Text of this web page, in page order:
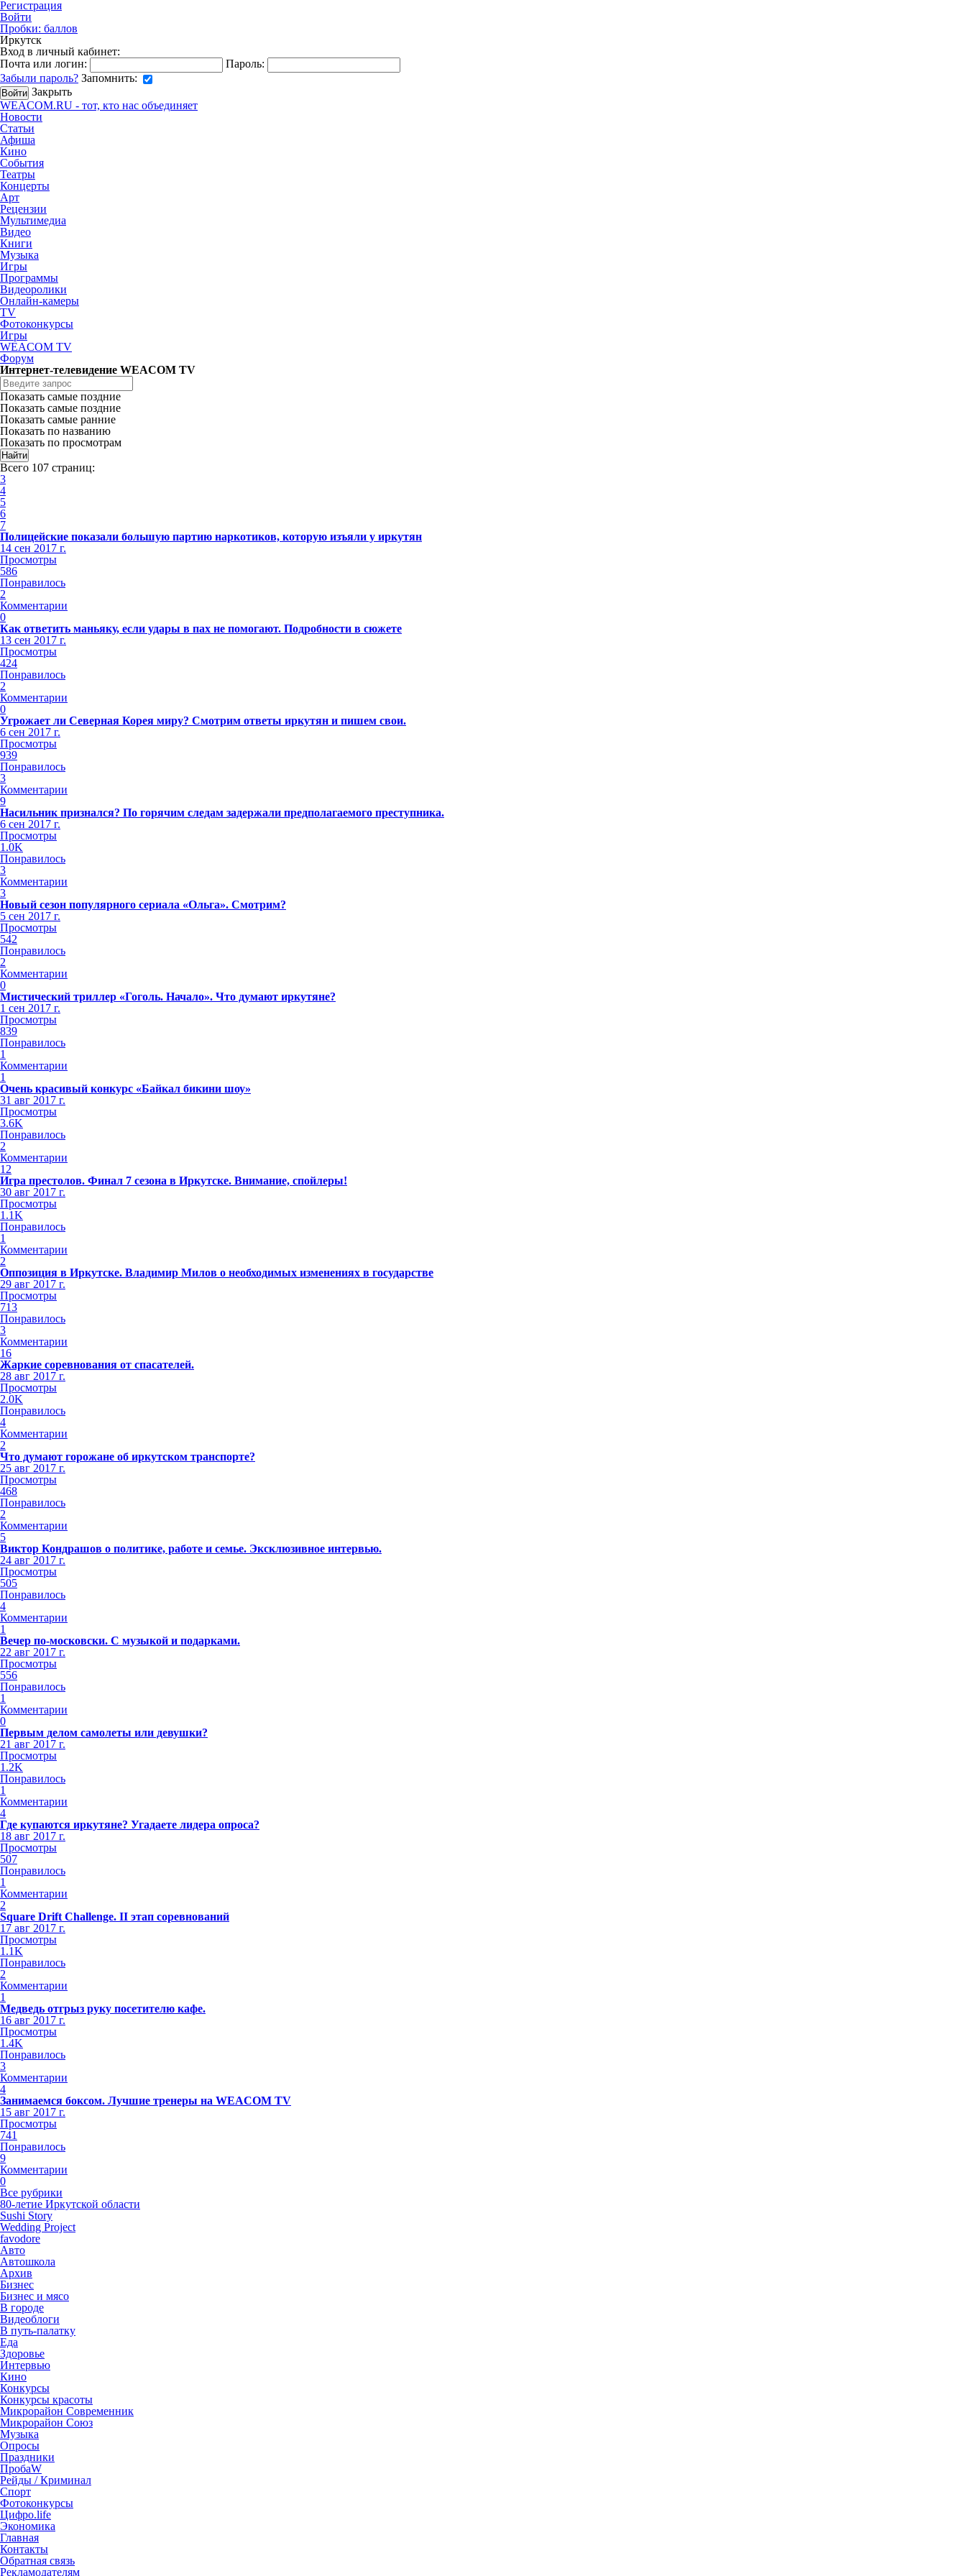
Регистрация
Войти
Пробки: баллов
Иркутск
Вход в личный кабинет:
Почта или логин:
Пароль:
Забыли пароль? Запомнить:
Закрыть
WEACOM.RU - тот, кто нас объединяет
Новости
Статьи
Афиша
Кино
События
Театры
Концерты
Арт
Рецензии
Мультимедиа
Видео
Книги
Музыка
Игры
Программы
Видеоролики
Онлайн-камеры
TV
Фотоконкурсы
Игры
WEACOM TV
Форум
Интернет-телевидение WEACOM TV
Показать самые поздние
Показать самые поздние
Показать самые ранние
Показать по названию
Показать по просмотрам
Всего 107 страниц:
3
4
5
6
7
Полицейские показали большую партию наркотиков, которую изъяли у иркутян
14 сен 2017 г.
Просмотры
586
Понравилось
2
Комментарии
0
Как ответить маньяку, если удары в пах не помогают. Подробности в сюжете
13 сен 2017 г.
Просмотры
424
Понравилось
2
Комментарии
0
Угрожает ли Северная Корея миру? Смотрим ответы иркутян и пишем свои.
6 сен 2017 г.
Просмотры
939
Понравилось
3
Комментарии
9
Насильник признался? По горячим следам задержали предполагаемого преступника.
6 сен 2017 г.
Просмотры
1.0K
Понравилось
3
Комментарии
3
Новый сезон популярного сериала «Ольга». Смотрим?
5 сен 2017 г.
Просмотры
542
Понравилось
2
Комментарии
0
Мистический триллер «Гоголь. Начало». Что думают иркутяне?
1 сен 2017 г.
Просмотры
839
Понравилось
1
Комментарии
1
Очень красивый конкурс «Байкал бикини шоу»
31 авг 2017 г.
Просмотры
3.6K
Понравилось
2
Комментарии
12
Игра престолов. Финал 7 сезона в Иркутске. Внимание, спойлеры!
30 авг 2017 г.
Просмотры
1.1K
Понравилось
1
Комментарии
2
Оппозиция в Иркутске. Владимир Милов о необходимых изменениях в государстве
29 авг 2017 г.
Просмотры
713
Понравилось
3
Комментарии
16
Жаркие соревнования от спасателей.
28 авг 2017 г.
Просмотры
2.0K
Понравилось
4
Комментарии
2
Что думают горожане об иркутском транспорте?
25 авг 2017 г.
Просмотры
468
Понравилось
2
Комментарии
5
Виктор Кондрашов о политике, работе и семье. Эксклюзивное интервью.
24 авг 2017 г.
Просмотры
505
Понравилось
4
Комментарии
1
Вечер по-московски. С музыкой и подарками.
22 авг 2017 г.
Просмотры
556
Понравилось
1
Комментарии
0
Первым делом самолеты или девушки?
21 авг 2017 г.
Просмотры
1.2K
Понравилось
1
Комментарии
4
Где купаются иркутяне? Угадаете лидера опроса?
18 авг 2017 г.
Просмотры
507
Понравилось
1
Комментарии
2
Square Drift Challenge. II этап соревнований
17 авг 2017 г.
Просмотры
1.1K
Понравилось
2
Комментарии
1
Медведь отгрыз руку посетителю кафе.
16 авг 2017 г.
Просмотры
1.4K
Понравилось
3
Комментарии
4
Занимаемся боксом. Лучшие тренеры на WEACOM TV
15 авг 2017 г.
Просмотры
741
Понравилось
9
Комментарии
0
Все рубрики
80-летие Иркутской области
Sushi Story
Wedding Project
favodore
Авто
Автошкола
Архив
Бизнес
Бизнес и мясо
В городе
Видеоблоги
В путь-палатку
Еда
Здоровье
Интервью
Кино
Конкурсы
Конкурсы красоты
Микрорайон Современник
Микрорайон Союз
Музыка
Опросы
Праздники
ПробаW
Рейды / Криминал
Спорт
Фотоконкурсы
Цифро.life
Экономика
Главная
Контакты
Обратная связь
Рекламодателям